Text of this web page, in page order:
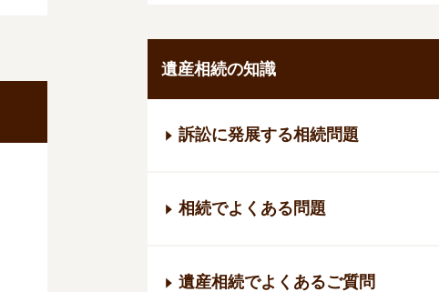
遺産相続の知識
訴訟に発展する相続問題
相続でよくある問題
遺産相続でよくあるご質問